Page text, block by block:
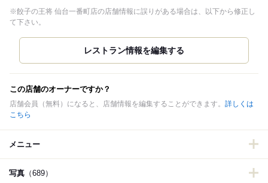
※餃子の王将 仙台一番町店の店舗情報に誤りがある場合は、以下から修正し
て下さい。
この店舗のオーナーですか？
店舗会員（無料）になると、店舗情報を編集することができます。 詳しくは
こちら
メニュー
写真 （689）